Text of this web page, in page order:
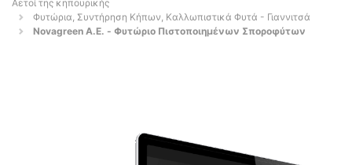
Αετοί της κηπουρικής
Φυτώρια, Συντήρηση Κήπων, Καλλωπιστικά Φυτά - Γιαννιτσά
Novagreen A.E. - Φυτώριο Πιστοποιημένων Σποροφύτων